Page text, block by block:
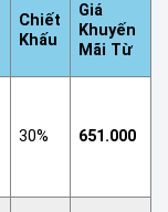
Chiết
Khấu
Giá
Khuyến
Mãi Từ
30% 651.000